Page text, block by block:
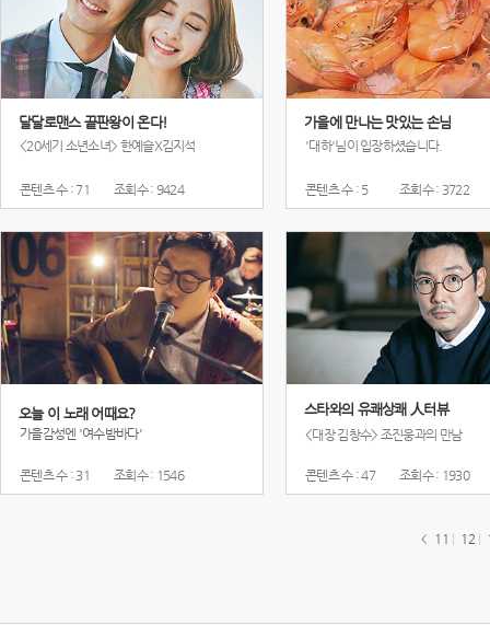
달달로맨스 끝판왕이 온다!
<20세기 소년소녀> 한예슬X김지석
콘텐츠 수 : 71 조회수 : 9424
가을에 만나는 맛있는 손님
'대하'님이 입장하셨습니다.
콘텐츠 수 : 5 조회수 : 3722
오늘 이 노래 어때요?
가을감성엔 '여수밤바다'
콘텐츠 수 : 31 조회수 : 1546
스타와의 유쾌상쾌 人터뷰
<대장 김창수> 조진웅과의 만남
콘텐츠 수 : 47 조회수 : 1930
11 12